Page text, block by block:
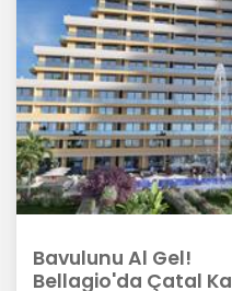
Bavulunu Al Gel!
Bellagio'da Çatal